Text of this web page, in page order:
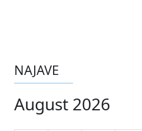
NAJAVE
August 2026